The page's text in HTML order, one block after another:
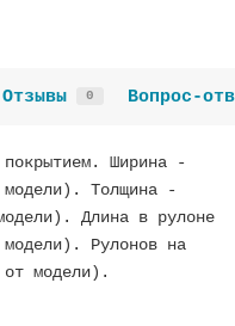
Отзывы 0 Вопрос-
Ширина -
Толщина -
Длина в рулоне
Рулонов на
модели).